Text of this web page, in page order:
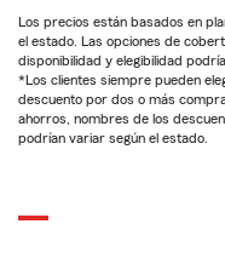
Los precios están basados en
el estado. Las opciones de
disponibilidad y elegibilidad
*Los clientes siempre pueden
descuento por dos o más
ahorros, nombres de los
podrían variar según el estado.